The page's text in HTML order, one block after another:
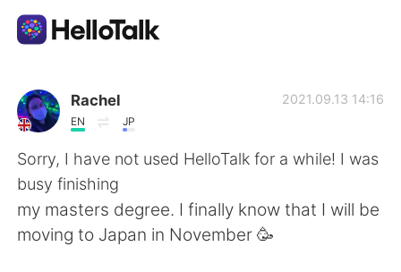
語言交換應用
AI Grammar Checker
繁體中文
Rachel
EN JP
2021.09.13 14:16
Sorry, I have not used HelloTalk for a while! I was
busy finishing
my masters degree. I finally know that I will be
moving to Japan in November 🥳